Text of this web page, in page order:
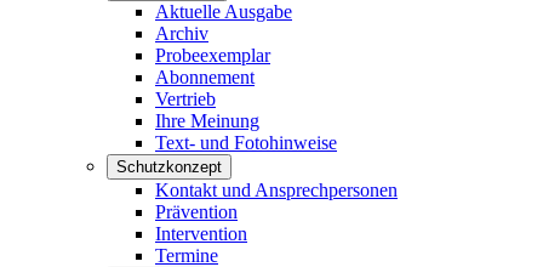
Aktuelle Ausgabe
Archiv
Probeexemplar
Abonnement
Vertrieb
Ihre Meinung
Text- und Fotohinweise
Schutzkonzept
Kontakt und Ansprechpersonen
Prävention
Intervention
Termine